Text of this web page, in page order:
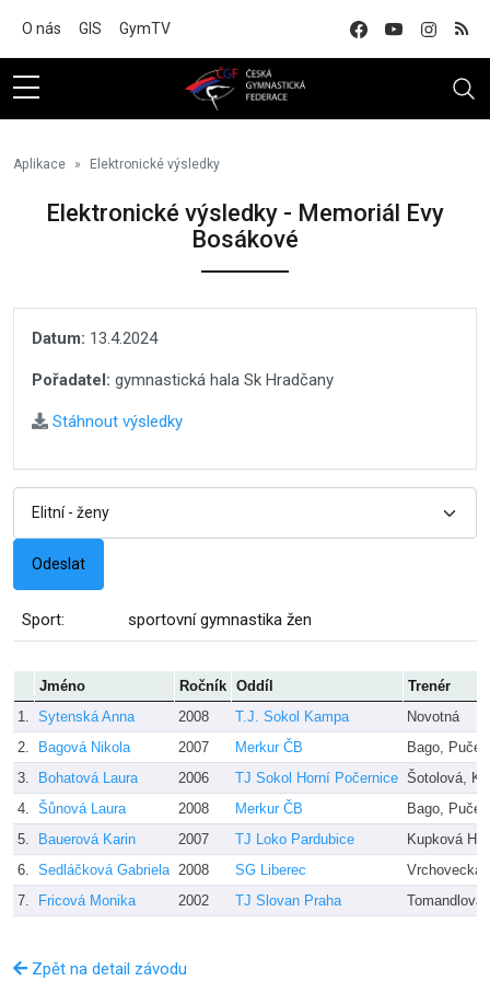
O nás GIS GymTV
Aplikace Elektronické výsledky
Elektronické výsledky - Memoriál Evy
Bosákové
Datum: 13.4.2024
Pořadatel: gymnastická hala Sk Hradčany
Stáhnout výsledky
Sport: sportovní gymnastika žen
Jméno Ročník Oddíl
Trenér
1. Sytenská Anna 2008 T.J. Sokol Kampa
Novotná
2.
Bagová Nikola 2007 Merkur ČB
Bago,
3.
Bohatová Laura 2006 TJ Sokol Horní Počernice Šotolová,
4. Šůnová Laura 2008 Merkur ČB
Bago,
5.
Bauerová Karin 2007 TJ Loko Pardubice
Kupková
6. Sedláčková Gabriela 2008 SG Liberec
7.
Fricová Monika 2002 TJ Slovan Praha Tomandlová
Zpět na detail závodu